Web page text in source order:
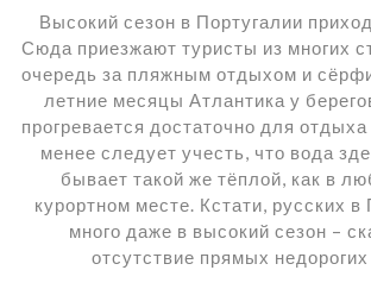
Высокий сезон в Португалии
Сюда приезжают туристы из многих
очередь за пляжным отдыхом и
летние месяцы Атлантика у
прогревается достаточно для
менее следует учесть, что вода
бывает такой же тёплой, как в
курортном месте. Кстати, русских в
много даже в высокий сезон –
отсутствие прямых